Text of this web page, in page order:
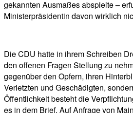
gekannten Ausmaßes abspielte –
Ministerpräsidentin davon wirklich
Die CDU hatte in ihrem Schreiben
den offenen Fragen Stellung zu
gegenüber den Opfern, ihren
Verletzten und Geschädigten,
Öffentlichkeit besteht die
es in dem Brief. Auf Anfrage von